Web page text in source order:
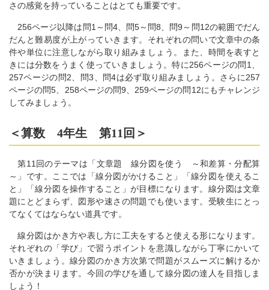
さの感覚を持っていることはとても重要です。
256ページ以降は問1～問4、問5～問8、問9～問12の範囲でだん
だんと難易度が上がっていきます。それぞれの問いで文章中の条
件や単位に注意しながら取り組みましょう。また、時間を表すと
きには分数をうまく使っていきましょう。特に256ページの問1、
257ページの問2、問3、問4は必ず取り組みましょう。さらに257
ページの問5、258ページの問9、259ページの問12にもチャレンジ
してみましょう。
＜算数 4年生 第11回＞
第11回のテーマは「文章題 線分図を使う ～和差算・分配算
～」です。ここでは「線分図がかけること」「線分図を使えるこ
と」「線分図を操作すること」が目標になります。線分図は文章
題にとどまらず、図形や速さの問題でも使います。受験生にとっ
てなくてはならない道具です。
線分図はかき方や表し方に工夫をすると使える形になります。
それぞれの「学び」で習うポイントを意識しながら丁寧にかいて
いきましょう。線分図のかき方次第で問題がスムーズに解けるか
否かが決まります。今回の学びを通して線分図の達人を目指しま
しょう！